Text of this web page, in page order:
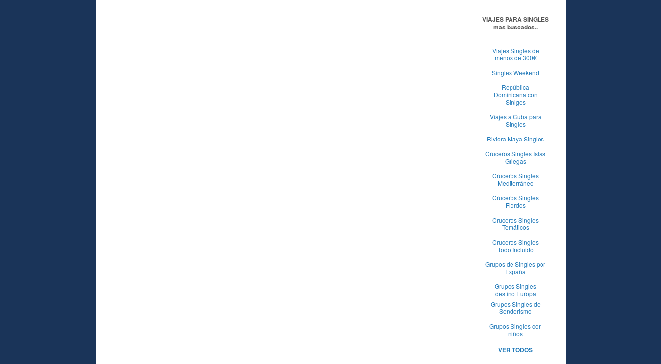
VIAJES PARA SINGLES
mas buscados..
Viajes Singles de
menos de 300€
Singles Weekend
República
Dominicana con
Sinlges
Viajes a Cuba para
Singles
Riviera Maya Singles
Cruceros Singles Islas
Griegas
Cruceros Singles
Mediterráneo
Cruceros Singles
Fiordos
Cruceros Singles
Temáticos
Cruceros Singles
Todo Incluido
Grupos de Singles por
España
Grupos Singles
destino Europa
Grupos Singles de
Senderismo
Grupos Singles con
niños
VER TODOS